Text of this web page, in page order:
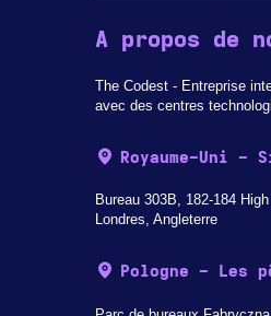
A propos de
The Codest - Entreprise
avec des centres
Royaume-Uni -
Bureau 303B, 182-184
Londres, Angleterre
Pologne - Les